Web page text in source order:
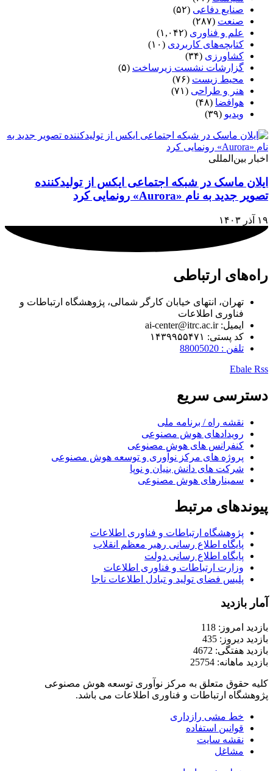
صنایع دفاعی (۵۲)
صنعت (۲۸۷)
علم و فناوری (۱,۰۴۲)
کتابچه‌های کاربردی (۱۰)
کشاورزی (۳۴)
گزارشات نشست زیرساخت (۵)
محیط زیست (۷۶)
هنر و طراحی (۷۱)
هوافضا (۴۸)
ویدیو (۳۹)
اخبار بین‌المللی
ایلان ماسک در شبکه اجتماعی ایکس از تولیدکننده
تصویر جدید به نام «Aurora» رونمایی کرد
۱۹ آذر ۱۴۰۳
راه‌های ارتباطی
تهران، انتهای خیابان کارگر شمالی، پژوهشگاه ارتباطات و
فناوری اطلاعات
ایمیل: ai-center@itrc.ac.ir
کد پستی: ۱۴۳۹۹۵۵۴۷۱
تلفن : 88005020
Ebale Rss
دسترسی سریع
نقشه راه / برنامه ملی
رویدادهای هوش مصنوعی
کنفرانس های هوش مصنوعی
پروژه های مرکز نوآوری و توسعه هوش مصنوعی
شرکت های دانش بنیان و نوپا
سمینارهای هوش مصنوعی
پیوندهای مرتبط
پژوهشگاه ارتباطات و فناوری اطلاعات
پایگاه اطلاع رسانی رهبر معظم انقلاب
پایگاه اطلاع رسانی دولت
وزارت ارتباطات و فناوری اطلاعات
پلیس فضای تولید و تبادل اطلاعات ناجا
آمار بازدید
بازدید امروز: 118
بازدید دیروز: 435
بازدید هفتگی: 4672
بازدید ماهانه: 25754
کلیه حقوق متعلق به مرکز نوآوری توسعه هوش مصنوعی
پژوهشگاه ارتباطات و فناوری اطلاعات می باشد.
خط مشی رازداری
قوانین استفاده
نقشه سایت
مشاغل